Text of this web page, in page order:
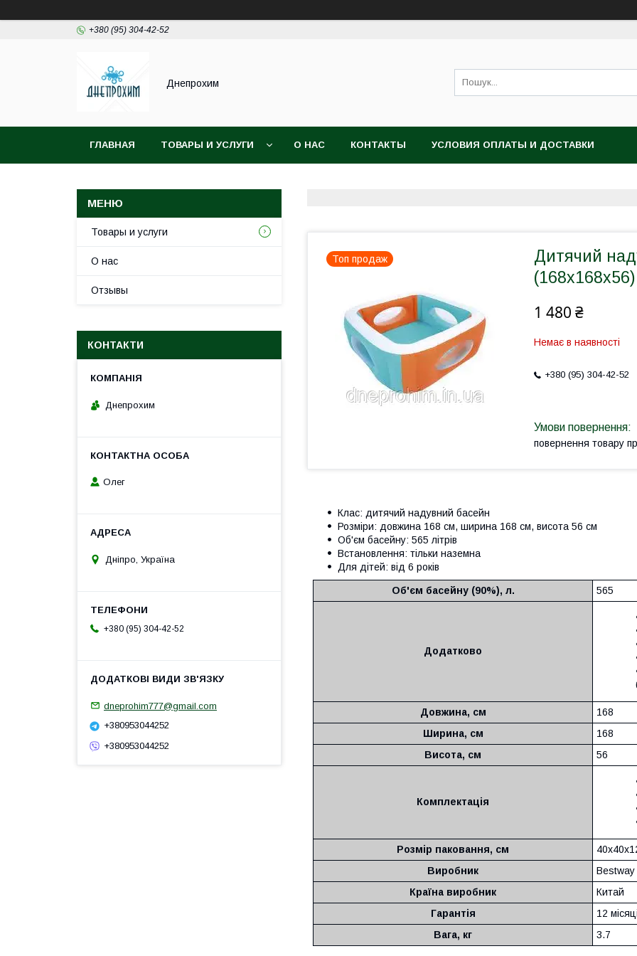
+380 (95) 304-42-52
Днепрохим
ГЛАВНАЯ ТОВАРЫ И УСЛУГИ О НАС КОНТАКТЫ УСЛОВИЯ ОПЛАТЫ И ДОСТАВКИ
Топ продаж
Дитячий
1 480 ₴
Немає в наявності
+380 (95) 304-42-52
повернення товару
Клас: дитячий надувний басейн
Розміри: довжина 168 см, ширина 168 см, висота 56 см
Об'єм басейну: 565 літрів
Встановлення: тільки наземна
Для дітей: від 6 років
Об'єм басейну (90%), л. 565
Додатково
Довжина, см
168
Ширина, см
168
Висота, см
56
Комплектація
Розмір паковання, см
Виробник
Bestway
Країна виробник
Китай
Гарантія
12
Вага, кг
3.7
Товары и услуги
О нас
Отзывы
КОНТАКТИ
Днепрохим
Олег
Дніпро, Україна
+380 (95) 304-42-52
dneprohim777@gmail.com
+380953044252
+380953044252